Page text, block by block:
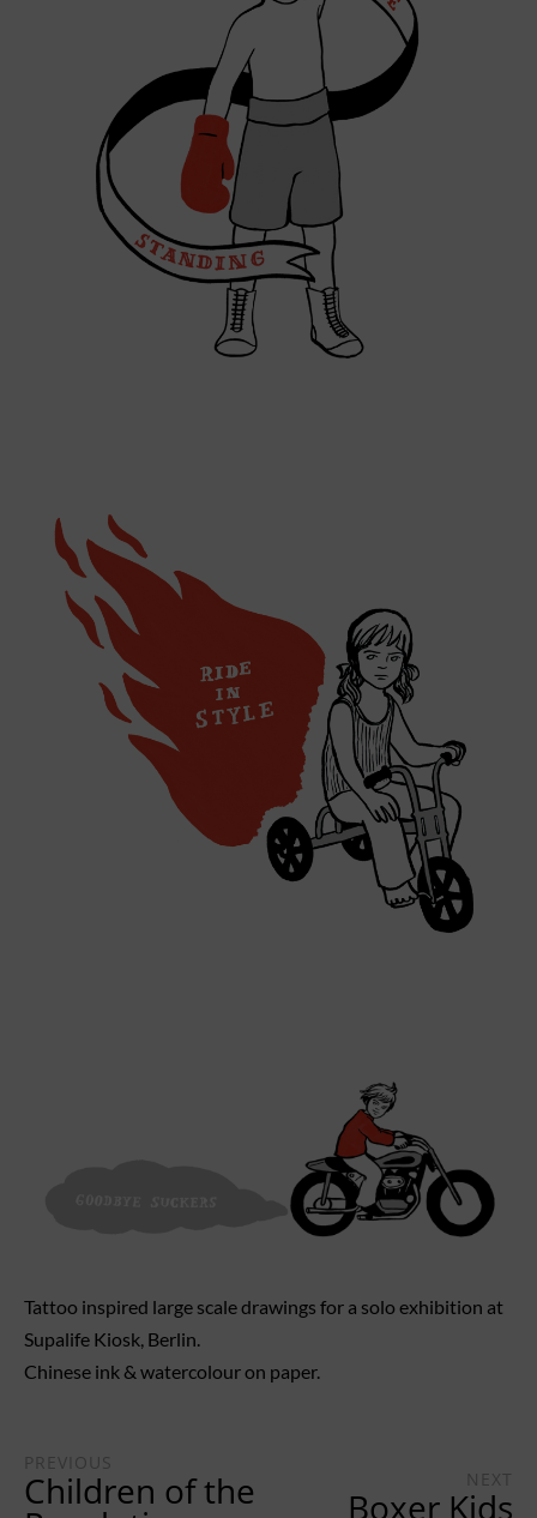
Tattoo inspired large scale drawings for a solo exhibition at
Supalife Kiosk, Berlin.
Chinese ink & watercolour on paper.
PREVIOUS
Children of the NEXT
Boxer Kids